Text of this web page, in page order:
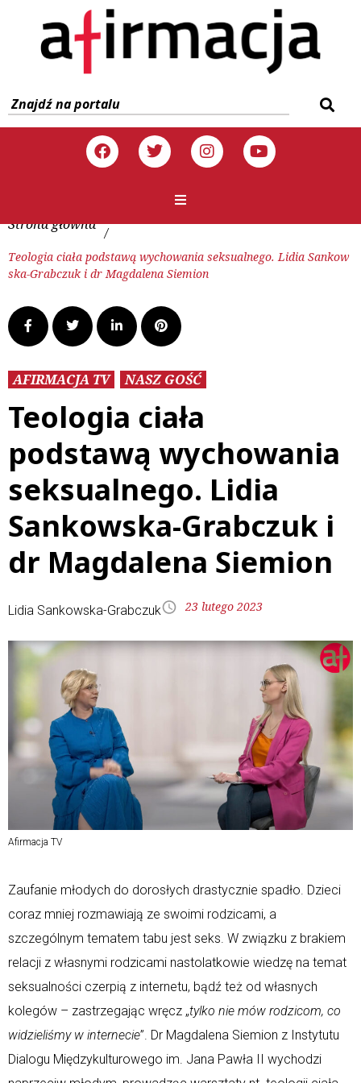
Strona główna /
Teologia ciała podstawą wychowania seksualnego. Lidia Sankow
ska-Grabczuk i dr Magdalena Siemion
AFIRMACJA TV NASZ GOŚĆ
Teologia ciała
podstawą wychowania
seksualnego. Lidia
Sankowska-Grabczuk i
dr Magdalena Siemion
Lidia Sankowska-Grabczuk 23 lutego 2023
Afirmacja TV
Zaufanie młodych do dorosłych drastycznie spadło. Dzieci
coraz mniej rozmawiają ze swoimi rodzicami, a
szczególnym tematem tabu jest seks. W związku z brakiem
relacji z własnymi rodzicami nastolatkowie wiedzę na temat
seksualności czerpią z internetu, bądź też od własnych
kolegów – zastrzegając wręcz „tylko nie mów rodzicom, co
widzieliśmy w internecie”. Dr Magdalena Siemion z Instytutu
Dialogu Międzykulturowego im. Jana Pawła II wychodzi